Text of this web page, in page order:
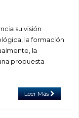
su visión
la formación
la
propuesta
Leer Más